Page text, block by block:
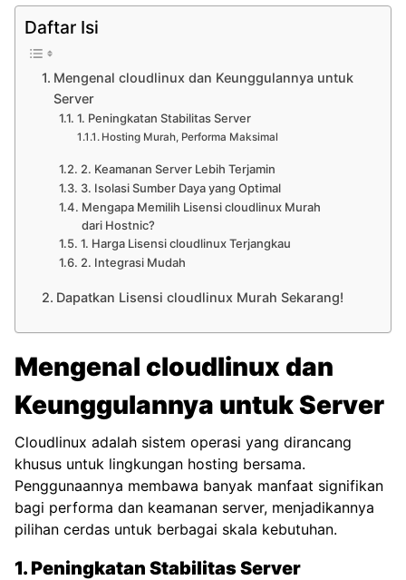
Daftar Isi
Mengenal cloudlinux dan Keunggulannya untuk
Server
1. Peningkatan Stabilitas Server
Hosting Murah, Performa Maksimal
2. Keamanan Server Lebih Terjamin
3. Isolasi Sumber Daya yang Optimal
Mengapa Memilih Lisensi cloudlinux Murah
dari Hostnic?
1. Harga Lisensi cloudlinux Terjangkau
2. Integrasi Mudah
Dapatkan Lisensi cloudlinux Murah Sekarang!
Mengenal cloudlinux dan
Keunggulannya untuk Server
Cloudlinux adalah sistem operasi yang dirancang
khusus untuk lingkungan hosting bersama.
Penggunaannya membawa banyak manfaat signifikan
bagi performa dan keamanan server, menjadikannya
pilihan cerdas untuk berbagai skala kebutuhan.
1. Peningkatan Stabilitas Server